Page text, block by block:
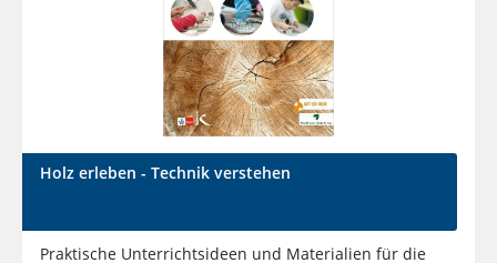
Holz erleben - Technik verstehen
Praktische Unterrichtsideen und Materialien für die